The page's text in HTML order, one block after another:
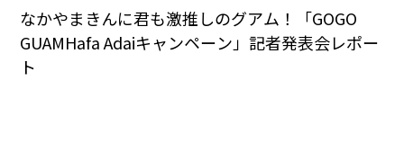
なかやまきんに君も激推しのグアム！「GOGO
GUAMHafa Adaiキャンペーン」記者発表会レポー
ト